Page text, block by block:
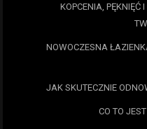
KOPCENIA, PĘKNIĘĆ
NOWOCZESNA
JAK SKUTECZNIE
CO TO